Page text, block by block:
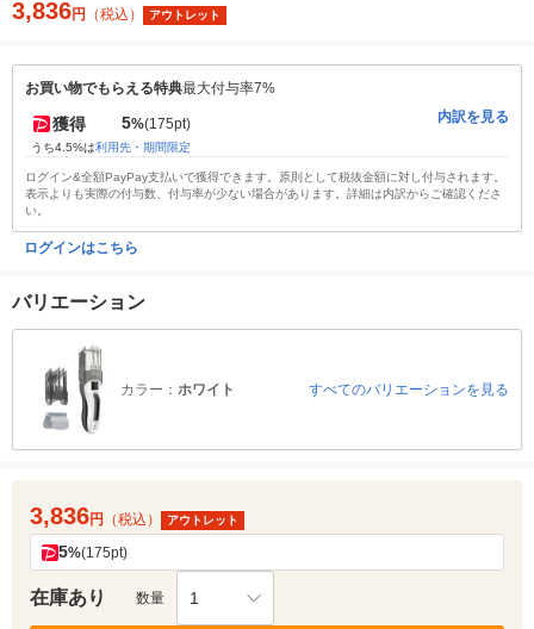
3,836円 （税込） アウトレット
お買い物でもらえる特典最大付与率7%
獲得 5%(175pt)
うち4.5%は利用先・期間限定
内訳を見る
ログイン&全額PayPay支払いで獲得できます。原則として税抜金額に対し付与されます。
表示よりも実際の付与数、付与率が少ない場合があります。詳細は内訳からご確認くださ
い。
ログインはこちら
バリエーション
カラー： ホワイト すべてのバリエーションを見る
3,836円 （税込） アウトレット
5%(175pt)
在庫あり 数量 1